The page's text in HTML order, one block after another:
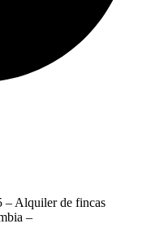
Alquiler de fincas
–